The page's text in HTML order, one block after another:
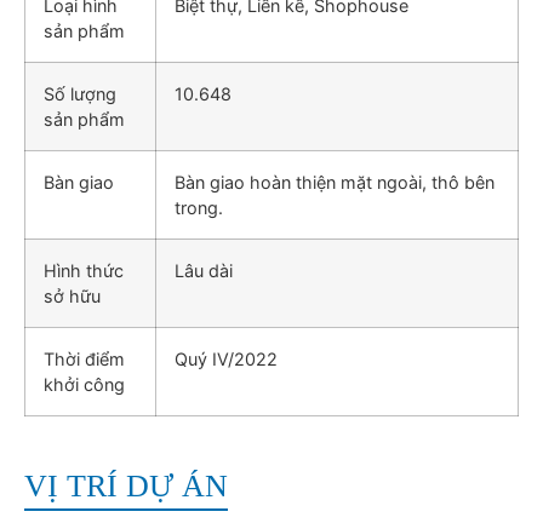
Loại hình
sản phẩm
Biệt thự, Liền kề, Shophouse
Số lượng
sản phẩm
10.648
Bàn giao
Bàn giao hoàn thiện mặt ngoài, thô bên
trong.
Hình thức
sở hữu
Lâu dài
Thời điểm
khởi công
Quý IV/2022
VỊ TRÍ DỰ ÁN